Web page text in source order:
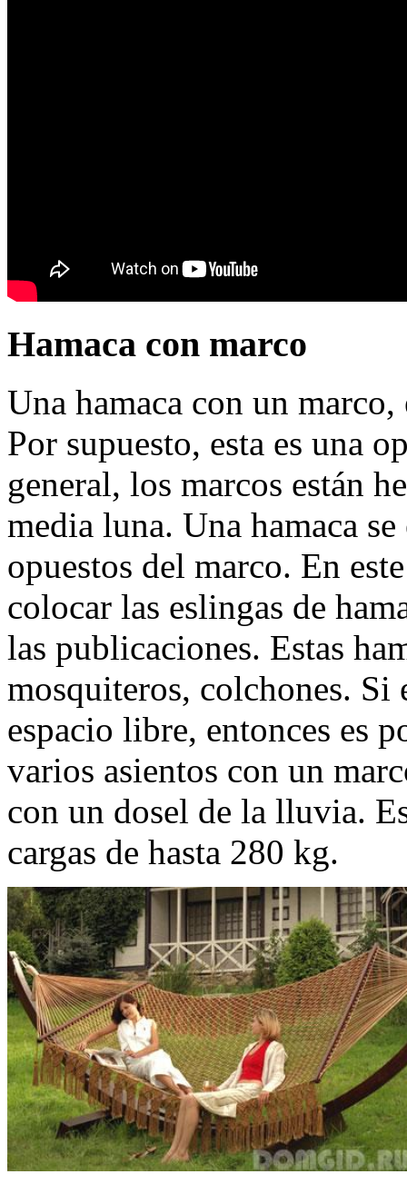
Hamaca con marco
Una hamaca con un marco,
Por supuesto, esta es una
general, los marcos están
media luna. Una hamaca
opuestos del marco. En
colocar las eslingas de
las publicaciones. Estas
mosquiteros, colchones.
espacio libre, entonces es
varios asientos con un
con un dosel de la lluvia.
cargas de hasta 280 kg.